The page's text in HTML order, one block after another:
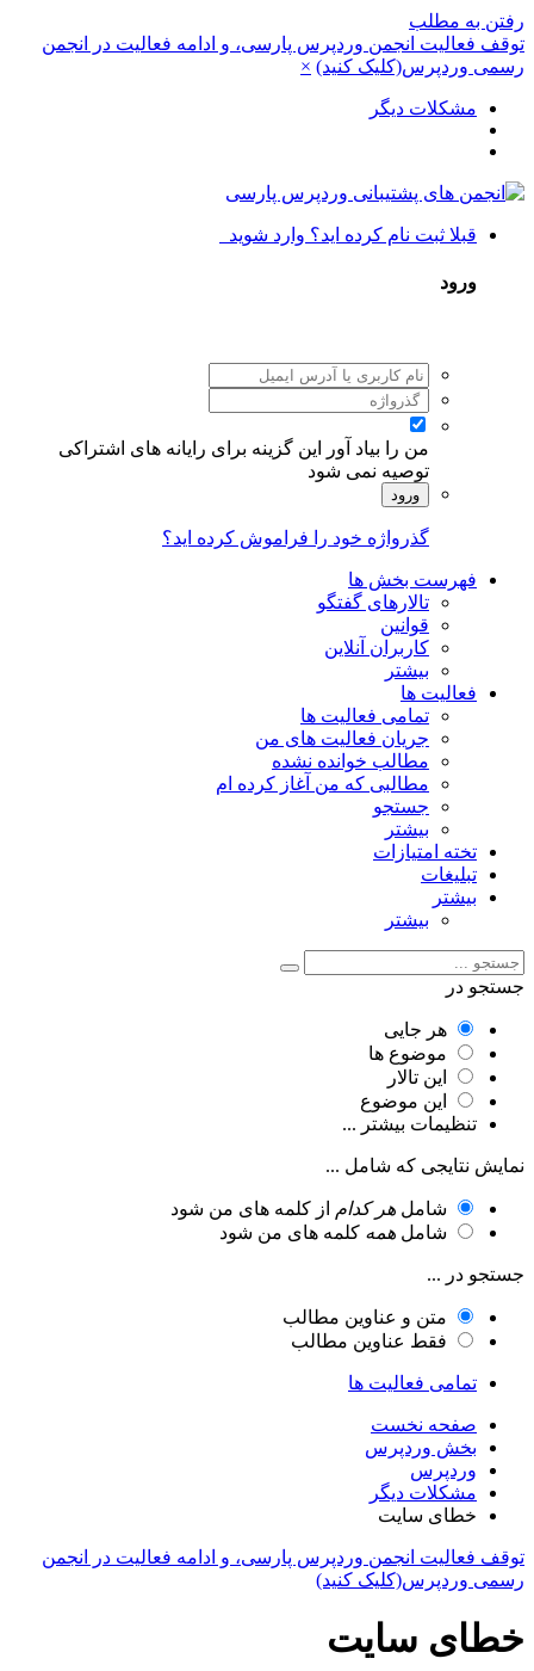
رفتن به مطلب
توقف فعالیت انجمن وردپرس پارسی، و ادامه فعالیت در انجمن
رسمی وردپرس(کلیک کنید) ×
مشکلات دیگر
قبلا ثبت نام کرده اید؟ وارد شوید
ورود
من را بیاد آور
این گزینه برای رایانه های اشتراکی
توصیه نمی شود
ورود
گذرواژه خود را فراموش کرده اید؟
فهرست بخش ها
تالارهای گفتگو
قوانین
کاربران آنلاین
بیشتر
فعالیت ها
تمامی فعالیت ها
جریان فعالیت های من
مطالب خوانده نشده
مطالبی که من آغاز کرده ام
جستجو
بیشتر
تخته امتیازات
تبلیغات
بیشتر
بیشتر
جستجو در
هر جایی
موضوع ها
این تالار
این موضوع
تنظیمات بیشتر ...
نمایش نتایجی که شامل ...
شامل هر کدام از کلمه های من شود
شامل همه کلمه های من شود
جستجو در ...
متن و عناوین مطالب
فقط عناوین مطالب
تمامی فعالیت ها
صفحه نخست
بخش وردپرس
وردپرس
مشکلات دیگر
خطای سایت
توقف فعالیت انجمن وردپرس پارسی، و ادامه فعالیت در انجمن
رسمی وردپرس(کلیک کنید)
خطای سایت